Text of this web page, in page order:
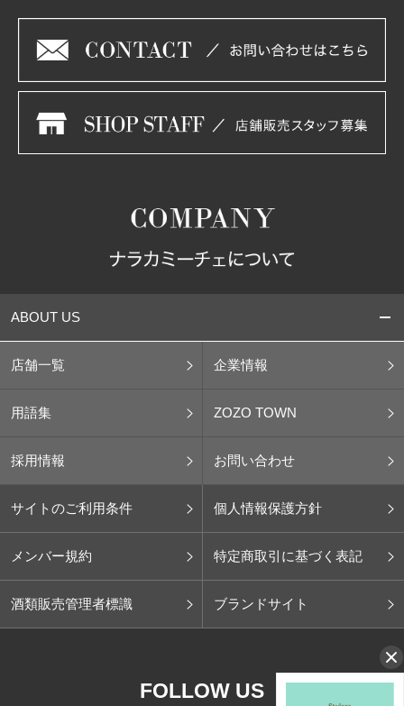
ABOUT US
店舗一覧 企業情報
用語集 ZOZO TOWN
採用情報 お問い合わせ
サイトのご利用条件 個人情報保護方針
メンバー規約 特定商取引に基づく表記
酒類販売管理者標識 ブランドサイト
FOLLOW US